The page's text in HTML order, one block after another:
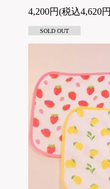
4,200円(税込4,620
SOLD OUT